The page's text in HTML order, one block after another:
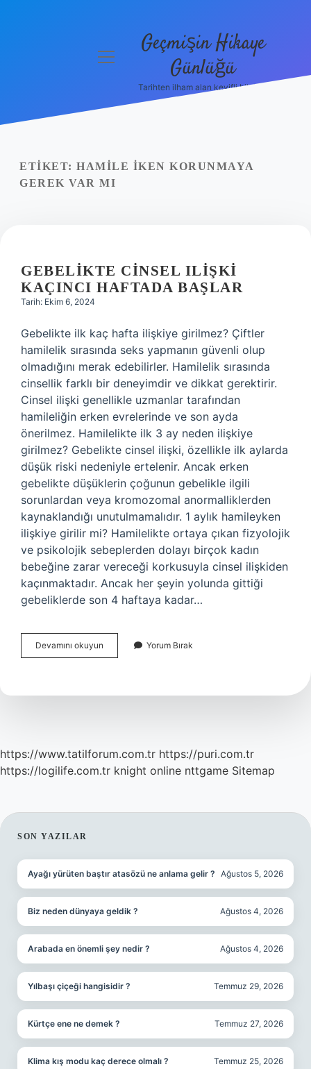
Yasal Uyarı
menüyü
Geçmişin Hikaye
Günlüğü
Tarihten ilham alan keyifli bilgiler!
ETIKET: HAMILE IKEN KORUNMAYA
GEREK VAR MI
GEBELIKTE CINSEL ILIŞKI
KAÇINCI HAFTADA BAŞLAR
Tarih: Ekim 6, 2024
Gebelikte ilk kaç hafta ilişkiye girilmez? Çiftler
hamilelik sırasında seks yapmanın güvenli olup
olmadığını merak edebilirler. Hamilelik sırasında
cinsellik farklı bir deneyimdir ve dikkat gerektirir.
Cinsel ilişki genellikle uzmanlar tarafından
hamileliğin erken evrelerinde ve son ayda
önerilmez. Hamilelikte ilk 3 ay neden ilişkiye
girilmez? Gebelikte cinsel ilişki, özellikle ilk aylarda
düşük riski nedeniyle ertelenir. Ancak erken
gebelikte düşüklerin çoğunun gebelikle ilgili
sorunlardan veya kromozomal anormalliklerden
kaynaklandığı unutulmamalıdır. 1 aylık hamileyken
ilişkiye girilir mi? Hamilelikte ortaya çıkan fizyolojik
ve psikolojik sebeplerden dolayı birçok kadın
bebeğine zarar vereceği korkusuyla cinsel ilişkiden
kaçınmaktadır. Ancak her şeyin yolunda gittiği
gebeliklerde son 4 haftaya kadar…
Devamını okuyun Gebelikte
Cinsel
Haftada
Yorum Bırak
https://www.tatilforum.com.tr https://puri.com.tr
https://logilife.com.tr knight online nttgame Sitemap
SIDEBAR
SON YAZILAR
Ayağı yürüten baştır atasözü ne anlama gelir ? Ağustos 5, 2026
Biz neden dünyaya geldik ? Ağustos 4, 2026
Arabada en önemli şey nedir ? Ağustos 4, 2026
Yılbaşı çiçeği hangisidir ? Temmuz 29, 2026
Kürtçe ene ne demek ? Temmuz 27, 2026
Klima kış modu kaç derece olmalı ? Temmuz 25, 2026